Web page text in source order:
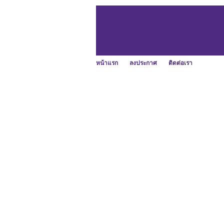
หน้าแรก ลงประกาศ ติดต่อเรา